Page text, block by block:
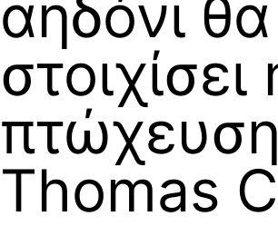
αηδόνι
στοιχίσει
Thomas